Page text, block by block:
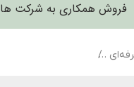
فروش همکاری به شرکت ها